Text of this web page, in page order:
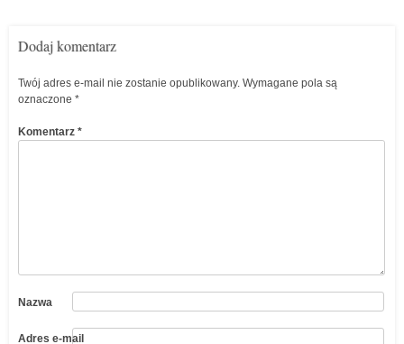
Dodaj komentarz
Twój adres e-mail nie zostanie opublikowany. Wymagane pola są
oznaczone *
Komentarz *
Nazwa
Adres e-mail